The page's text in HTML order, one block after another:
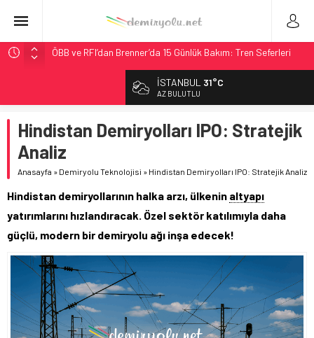
ÖBB ve RFI’dan Brenner’da 15 Günlük Bakım: Tren Seferleri
NS, Temmuz 2026’dan İtibaren Koltukta Bagaja Kalıcı
Madrid Atocha’da 56 Milyon Euro’luk Yenileme: Sol Tüneli
%33 Kapasite Artışı
Çekya ETCS’de Erken Teslim Ama Ulusal Hedef 730 km’ye
Düştü
Malezya Havayolları, TGV ile 28 Fransız Şehrine Tek Bilet
İSTANBUL 31°C
AZ BULUTLU
Hindistan Demiryolları IPO: Stratejik
Analiz
Anasayfa » Demiryolu Teknolojisi » Hindistan Demiryolları IPO: Stratejik Analiz
Hindistan demiryollarının halka arzı, ülkenin altyapı
yatırımlarını hızlandıracak. Özel sektör katılımıyla daha
güçlü, modern bir demiryolu ağı inşa edecek!